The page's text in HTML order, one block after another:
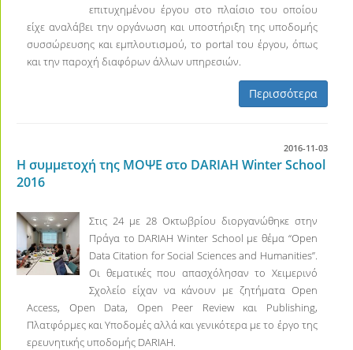
επιτυχημένου έργου στο πλαίσιο του οποίου
είχε αναλάβει την οργάνωση και υποστήριξη της υποδομής
συσσώρευσης και εμπλουτισμού, το portal του έργου, όπως
και την παροχή διαφόρων άλλων υπηρεσιών.
Περισσότερα
2016-11-03
Η συμμετοχή της ΜΟΨΕ στο DARIAH Winter School
2016
Στις 24 με 28 Οκτωβρίου διοργανώθηκε στην
Πράγα το DARIAH Winter School με θέμα “Open
Data Citation for Social Sciences and Humanities”.
Οι θεματικές που απασχόλησαν το Χειμερινό
Σχολείο είχαν να κάνουν με ζητήματα Open
Access, Open Data, Open Peer Review και Publishing,
Πλατφόρμες και Υποδομές αλλά και γενικότερα με το έργο της
ερευνητικής υποδομής DARIAH.